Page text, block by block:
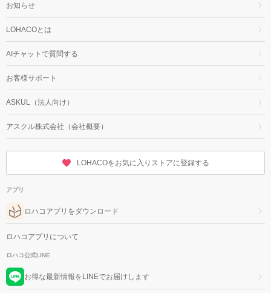
お知らせ
LOHACOとは
AIチャットで質問する
お客様サポート
ASKUL（法人向け）
アスクル株式会社（会社概要）
LOHACOをお気に入りストアに登録する
アプリ
ロハコアプリをダウンロード
ロハコアプリについて
ロハコ公式LINE
お得な最新情報をLINEでお届けします